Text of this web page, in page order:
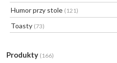
Humor przy stole (121)
Toasty (73)
Produkty (166)